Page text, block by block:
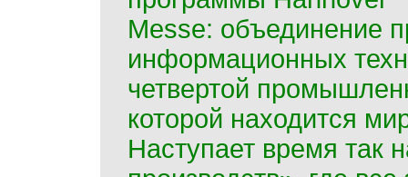
Messe: объединение
информационных
четвертой
которой находится
Наступает время так